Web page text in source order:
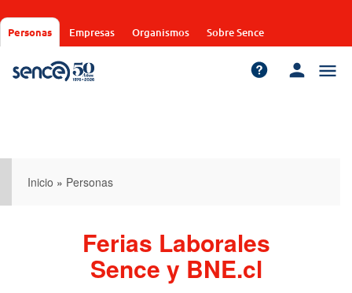
al
contenido
Personas Empresas Organismos Sobre Sence
Inicio » Personas
Ferias Laborales
Sence y BNE.cl